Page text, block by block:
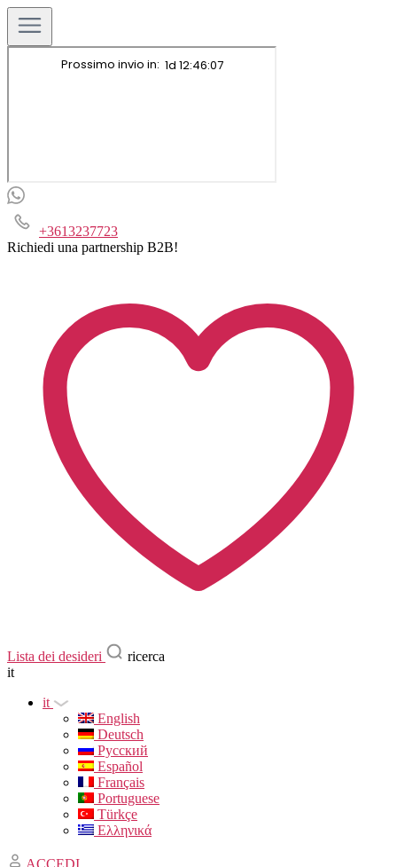
+3613237723
Richiedi una partnership B2B!
Lista dei desideri
ricerca
it
it
English
Deutsch
Русский
Español
Français
Portuguese
Türkçe
Ελληνικά
ACCEDI